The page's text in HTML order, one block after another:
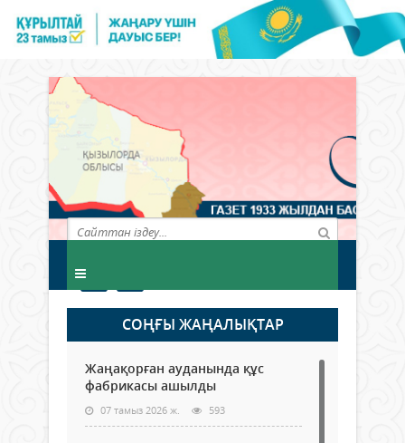
СОҢҒЫ ЖАҢАЛЫҚТАР
Жаңақорған ауданында құс
фабрикасы ашылды
07 тамыз 2026 ж. 593